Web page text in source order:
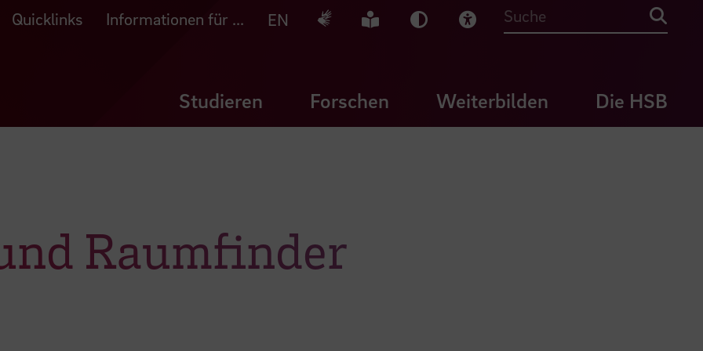
Quicklinks Informationen für ... EN Deutsche Gebärdensprache
Leichte Sprache
Dunkel-Modus
Visuelle Hilfe
Suche
Studieren Forschen Weiterbilden Die HSB
Raumfinder